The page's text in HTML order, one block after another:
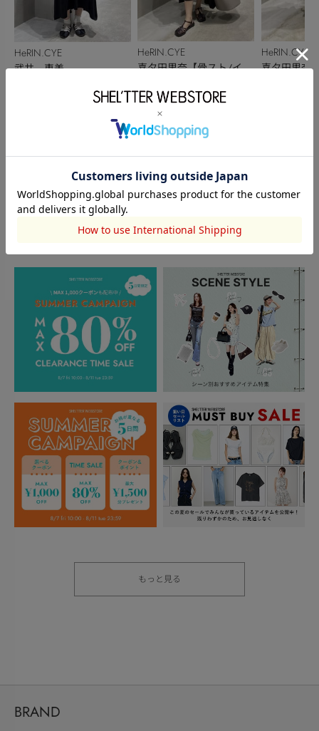
HeRIN.CYE
武井 恵美
HeRIN.CYE
喜夕田里奈【骨スト/イエ
HeRIN.CYE
喜夕田里奈
このアイテムを見た人がチェックしている商品
閲覧中カテゴリーのランキング
TOPICS
もっと見る
BRAND